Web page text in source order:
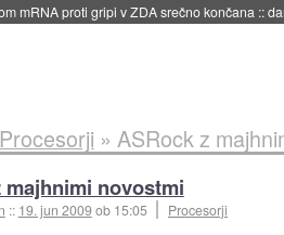
mRNA proti gripi v ZDA srečno končana ::
Procesorji » ASRock z
majhnimi novostmi
:: 19. jun 2009ob 15:05 Procesorji